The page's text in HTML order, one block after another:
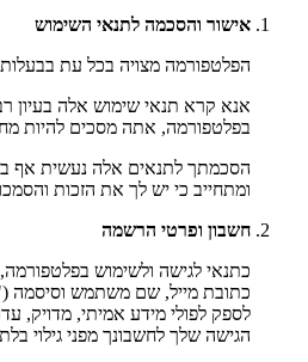
אישור והסכמה לתנאי השימוש
הפלטפורמה מצויה בכל עת
אנא קרא תנאי שימוש אלה בעיון
בפלטפורמה, אתה מסכים להיות
הסכמתך לתנאים אלה נעשית אף
ומתחייב כי יש לך את הזכות
חשבון ופרטי הרשמה
כתנאי לגישה ולשימוש
כתובת מייל, שם משתמש וסיסמה
לספק לפולי מידע אמיתי, מדויק,
הגישה שלך לחשבונך מפני גילוי